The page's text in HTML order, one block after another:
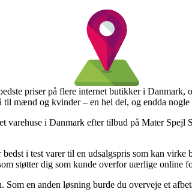
priser på flere internet butikker i Danmark,
mænd og kvinder – en hel del, og endda
i Danmark efter tilbud på Mater Spejl
i test varer til en udsalgspris som kan
støtter dig som kunde overfor uærlige online
en anden løsning burde du overveje et